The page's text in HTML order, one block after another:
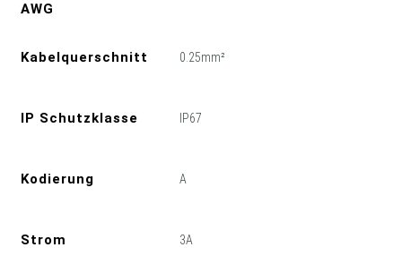
AWG
Kabelquerschnitt 0.25mm²
IP Schutzklasse IP67
Kodierung A
Strom 3A